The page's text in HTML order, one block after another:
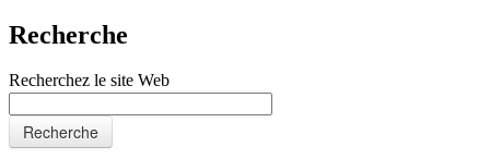
Recherche
Recherchez le site Web
Recherche